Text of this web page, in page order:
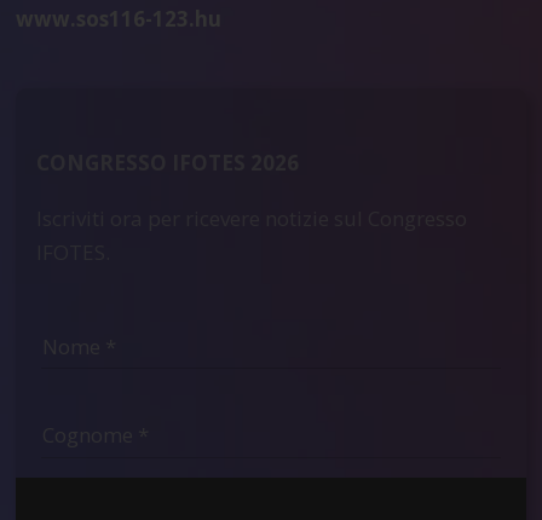
www.sos116-123.hu